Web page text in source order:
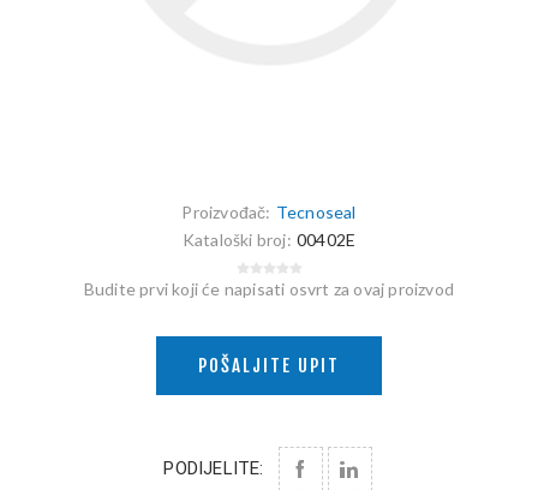
Proizvođač: Tecnoseal
Kataloški broj: 00402E
Budite prvi koji će napisati osvrt za ovaj proizvod
POŠALJITE UPIT
PODIJELITE: